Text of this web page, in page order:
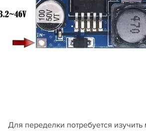
Для переделки потребуется изучить